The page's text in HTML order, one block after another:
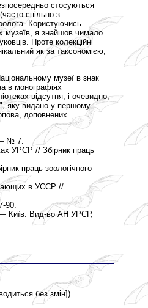
стосуються
спільно з
Користуючись
музеїв, я знайшов чимало
Проте колекційні
як за таксономією,
музеї в знак
в монографіях
відсутня, і очевидно,
яку видано у першому
доповнених
№ 7.
УРСР // Збірник праць
праць зоологічного
в УССР //
90.
Київ: Вид-во АН УРСР,
без змін])